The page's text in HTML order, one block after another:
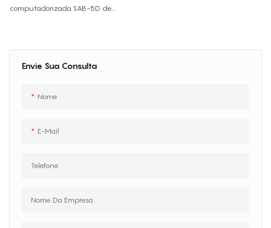
Envie Sua Consulta
Nome
E-Mail
Telefone
Nome Da Empresa
Uma Única Agulha (SAB-5D)
computadorizada SAB-5D de
tecidos acolchoados, com quilting
de salto de 360°, costura de